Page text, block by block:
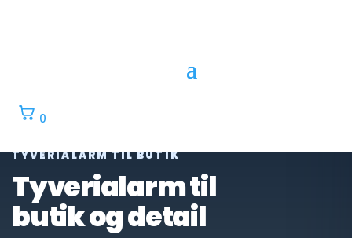
0
TYVERIALARM TIL BUTIK
Tyverialarm til
butik og detail